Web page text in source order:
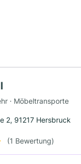
· Möbeltransporte
2, 91217 Hersbruck
(1 Bewertung)